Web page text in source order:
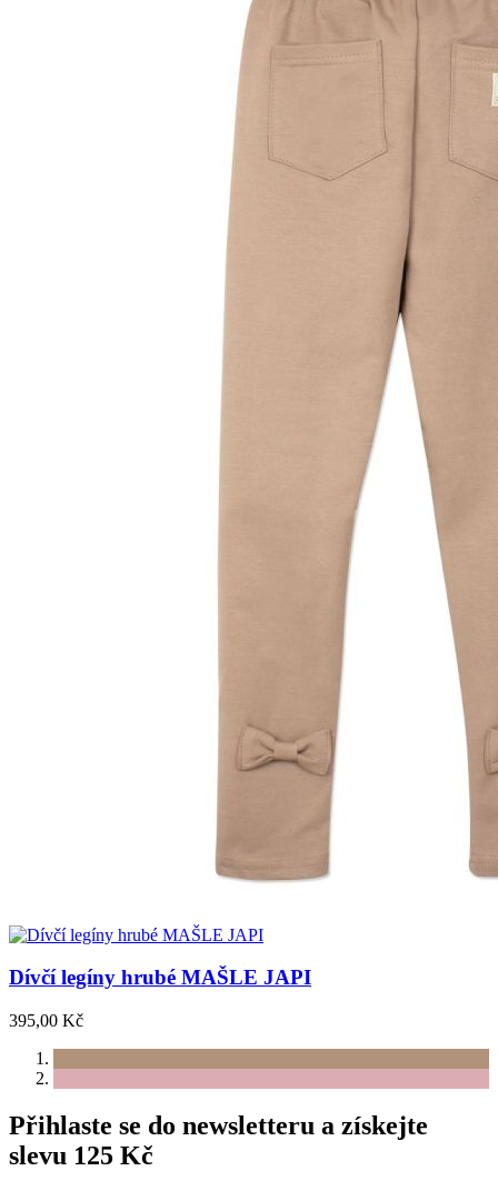
Dívčí legíny hrubé MAŠLE JAPI
395,00 Kč
Přihlaste se do newsletteru a získejte
slevu 125 Kč